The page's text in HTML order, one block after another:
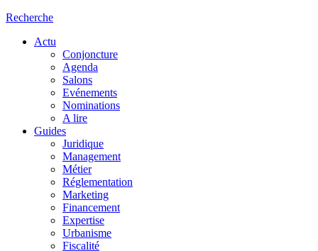
Recherche
Actu
Conjoncture
Agenda
Salons
Evénements
Nominations
A lire
Guides
Juridique
Management
Métier
Réglementation
Marketing
Financement
Expertise
Urbanisme
Fiscalité